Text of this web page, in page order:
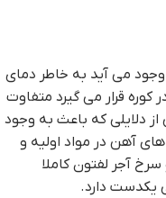
وجود می آید به خاطر دمای
قرار می گیرد متفاوت
دلایلی که باعث به وجود
آهن در مواد اولیه و
آجر لفتون کاملا
یکدست دارد.